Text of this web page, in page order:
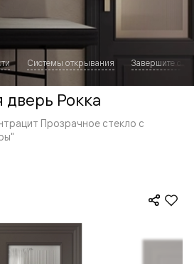
Системы открывания Завершите
Рокка
Прозрачное стекло с